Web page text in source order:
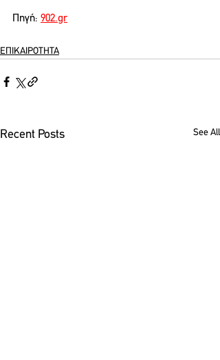
Πηγή: 902.gr
ΕΠΙΚΑΙΡΟΤΗΤΑ
Recent Posts See All